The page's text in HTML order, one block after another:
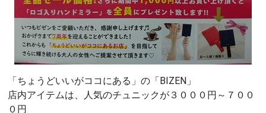
「ちょうどいいがココにある」の「BIZEN」
店内アイテムは、人気のチュニックが３０００円～７００
０円